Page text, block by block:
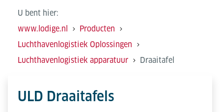
U bent hier:
www.lodige.nl
Producten
Luchthavenlogistiek Oplossingen
Luchthavenlogistiek apparatuur
Draaitafel
ULD Draaitafels